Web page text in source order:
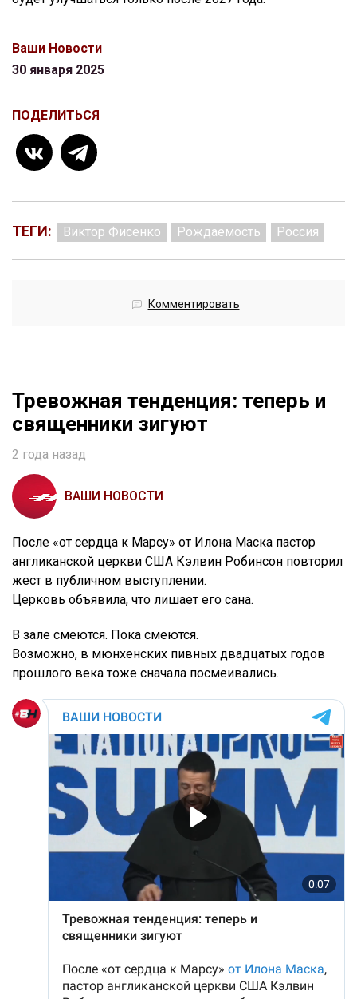
Ваши Новости
30 января 2025
ПОДЕЛИТЬСЯ
ТЕГИ: Виктор Фисенко Рождаемость Россия
Комментировать
Тревожная тенденция: теперь и
священники зигуют
2 года назад
ВАШИ НОВОСТИ
После «от сердца к Марсу» от Илона Маска пастор
англиканской церкви США Кэлвин Робинсон повторил
жест в публичном выступлении.
Церковь объявила, что лишает его сана.
В зале смеются. Пока смеются.
Возможно, в мюнхенских пивных двадцатых годов
прошлого века тоже сначала посмеивались.